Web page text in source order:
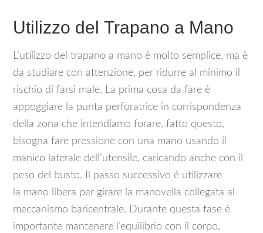
Utilizzo del Trapano a Mano
L’utilizzo del trapano a mano è molto semplice, ma è
da studiare con attenzione, per ridurre al minimo il
rischio di farsi male. La prima cosa da fare è
appoggiare la punta perforatrice in corrispondenza
della zona che intendiamo forare, fatto questo,
bisogna fare pressione con una mano usando il
manico laterale dell’utensile, caricando anche con il
peso del busto. Il passo successivo è utilizzare
la mano libera per girare la manovella collegata al
meccanismo baricentrale. Durante questa fase è
importante mantenere l’equilibrio con il corpo,